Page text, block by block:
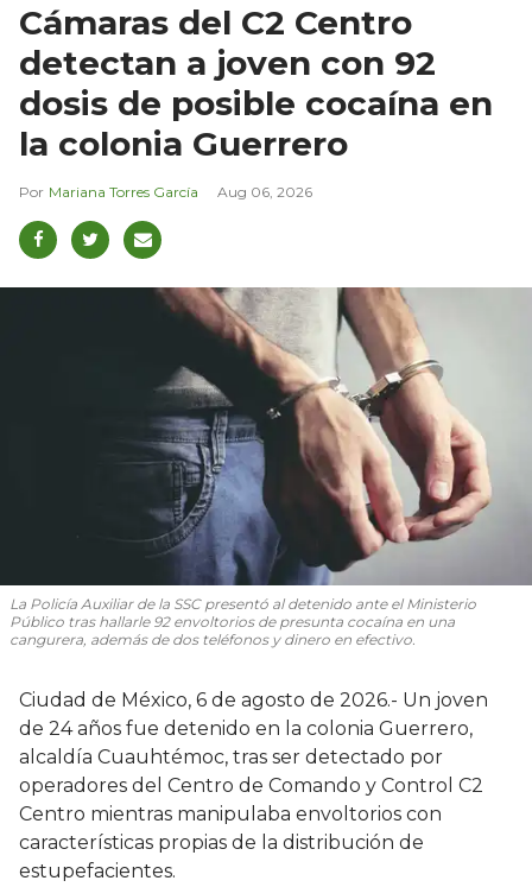
Cámaras del C2 Centro
detectan a joven con 92
dosis de posible cocaína en
la colonia Guerrero
Mariana Torres García Aug 06, 2026
La Policía Auxiliar de la SSC presentó al detenido ante el Ministerio
Público tras hallarle 92 envoltorios de presunta cocaína en una
cangurera, además de dos teléfonos y dinero en efectivo.
Ciudad de México, 6 de agosto de 2026.- Un joven
de 24 años fue detenido en la colonia Guerrero,
alcaldía Cuauhtémoc, tras ser detectado por
operadores del Centro de Comando y Control C2
Centro mientras manipulaba envoltorios con
características propias de la distribución de
estupefacientes.